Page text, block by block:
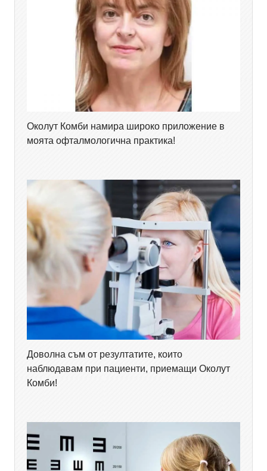
Околут Комби намира широко приложение в
моята офталмологична практика!
Доволна съм от резултатите, които
наблюдавам при пациенти, приемащи Околут
Комби!